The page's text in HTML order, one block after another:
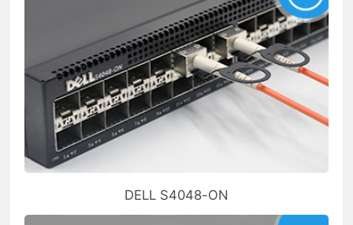
DELL S4048-ON